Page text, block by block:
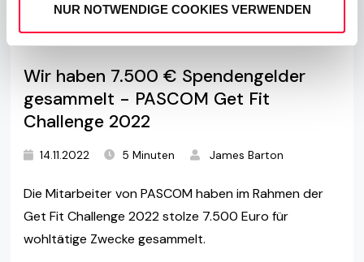
NUR NOTWENDIGE COOKIES VERWENDEN
Wir haben 7.500 € Spendengelder
gesammelt - PASCOM Get Fit
Challenge 2022
14.11.2022 5 Minuten James Barton
Die Mitarbeiter von PASCOM haben im Rahmen der
Get Fit Challenge 2022 stolze 7.500 Euro für
wohltätige Zwecke gesammelt.